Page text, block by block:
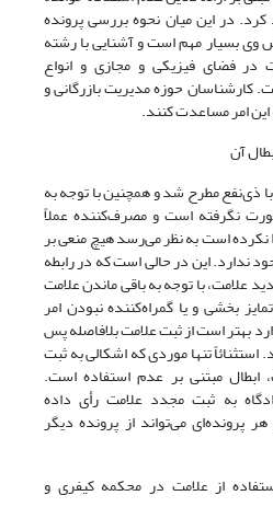
کرد. در این میان نحوه بررسی پرونده
بسیار مهم است و آشنایی با رشته
در فضای فیزیکی و مجازی و انواع
کارشناسان حوزه مدیریت بازرگانی و
امر مساعدت کنند.
ذی‌نفع مطرح شد و همچنین با توجه به
نگرفته است و مصرف‌کننده عملاً
نکرده است به نظر می‌رسد هیچ منعی بر
ندارد. این در حالی است که در رابطه
علامت، با توجه به باقی ماندن علامت
بخشی و یا گمراه‌کننده نبودن امر
بهتر است از ثبت علامت بلافاصله پس
تنها موردی که اشکالی به ثبت
ابطال مبتنی بر عدم استفاده است.
به ثبت مجدد علامت رأی داده
پرونده‌ای می‌تواند از پرونده دیگر
از علامت در محکمه کیفری و